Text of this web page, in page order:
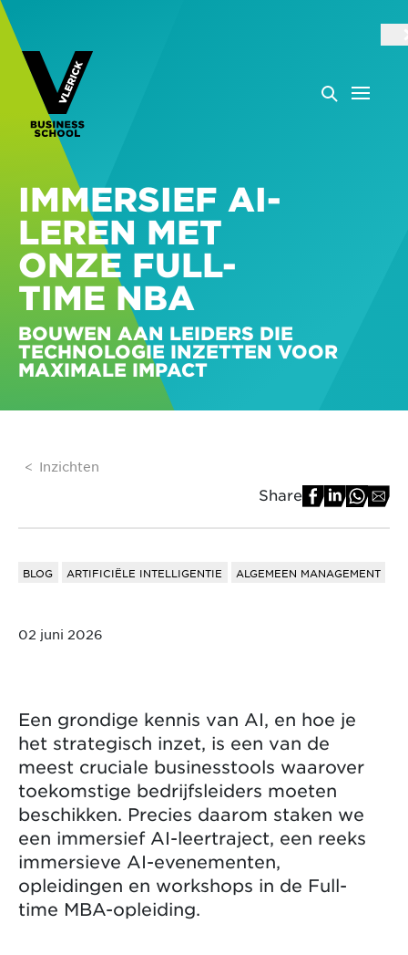
IMMERSIEF AI-
LEREN MET
ONZE FULL-
TIME NBA
BOUWEN AAN LEIDERS DIE
TECHNOLOGIE INZETTEN VOOR
MAXIMALE IMPACT
Inzichten
Share
BLOG ARTIFICIËLE INTELLIGENTIE ALGEMEEN MANAGEMENT
02 juni 2026
Een grondige kennis van AI, en hoe je
het strategisch inzet, is een van de
meest cruciale businesstools waarover
toekomstige bedrijfsleiders moeten
beschikken. Precies daarom staken we
een immersief AI-leertraject, een reeks
immersieve AI-evenementen,
opleidingen en workshops in de Full-
time MBA-opleiding.